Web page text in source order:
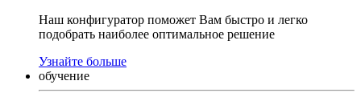
Наш конфигуратор поможет Вам быстро и легко
подобрать наиболее оптимальное решение
Узнайте больше
обучение